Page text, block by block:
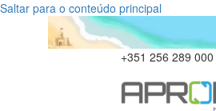
Saltar para o conteúdo principal
+351 256 289 000